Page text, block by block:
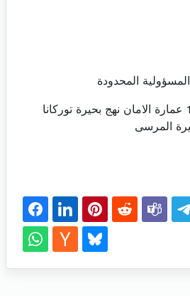
المحدودة
مغازة عدد 1 عمارة الامان نهج بحيرة توركانا
المرسى